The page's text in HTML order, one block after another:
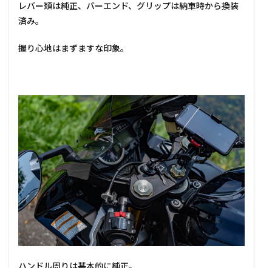
レバー類は純正、バーエンド、グリップは納車時から換装
済み。
握り心地はまずますな印象。
ハンドル周りは基本的に純正。